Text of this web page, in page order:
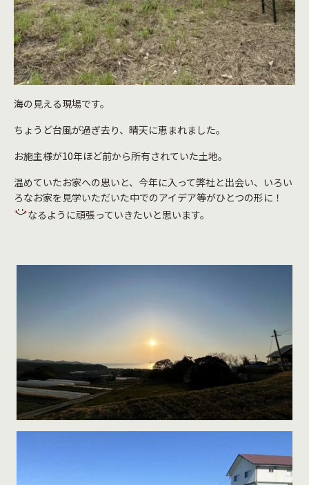
海の見える現場です。
ちょうど台風が過ぎ去り、晴天に恵まれました。
お施主様が10年ほど前から所有されていた土地。
温めていたお家への思いと、今年に入って弊社と出会い、いろい
ろなお家を見学いただいた中でのアイデア等がひとつの形に！
なるように頑張っていきたいと思います。